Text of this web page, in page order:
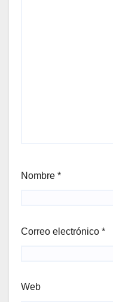
Nombre *
Correo electrónico *
Web